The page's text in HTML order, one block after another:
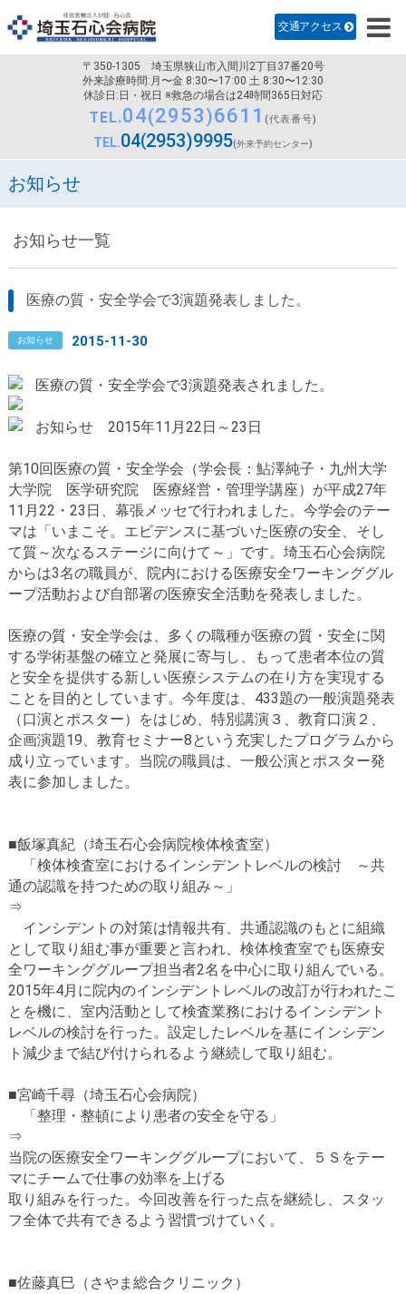
〒350-1305
埼玉県狭山市入間川2丁目37番20号
外来診療時間:月〜金 8:30〜17:00 土 8:30〜12:30
休診日:日・祝日 ※救急の場合は24時間365日対応
TEL.04 2953 6611 (代表番号)
TEL.04 2953 9995(外来予約センター)
診療科のご案内
病院紹介
医師・研修医採用
交通アクセス
お知らせ
お知らせ一覧
医療の質・安全学会で3演題発表しました。
お知らせ 2015-11-30
医療の質・安全学会で3演題発表されました。
お知らせ 2015年11月22日～23日
第10回医療の質・安全学会（学会長：鮎澤純子・九州大学
大学院 医学研究院 医療経営・管理学講座）が平成27年
11月22・23日、幕張メッセで行われました。今学会のテー
マは「いまこそ。エビデンスに基づいた医療の安全、そし
て質～次なるステージに向けて～」です。埼玉石心会病院
からは3名の職員が、院内における医療安全ワーキンググル
ープ活動および自部署の医療安全活動を発表しました。
医療の質・安全学会は、多くの職種が医療の質・安全に関
する学術基盤の確立と発展に寄与し、もって患者本位の質
と安全を提供する新しい医療システムの在り方を実現する
ことを目的としています。今年度は、433題の一般演題発表
（口演とポスター）をはじめ、特別講演３、教育口演２、
企画演題19、教育セミナー8という充実したプログラムから
成り立っています。当院の職員は、一般公演とポスター発
表に参加しました。
■飯塚真紀（埼玉石心会病院検体検査室）
「検体検査室におけるインシデントレベルの検討 ～共
通の認識を持つための取り組み～」
⇒
インシデントの対策は情報共有、共通認識のもとに組織
として取り組む事が重要と言われ、検体検査室でも医療安
全ワーキンググループ担当者2名を中心に取り組んでいる。
2015年4月に院内のインシデントレベルの改訂が行われたこ
とを機に、室内活動として検査業務におけるインシデント
レベルの検討を行った。設定したレベルを基にインシデン
ト減少まで結び付けられるよう継続して取り組む。
■宮崎千尋（埼玉石心会病院）
「整理・整頓により患者の安全を守る」
⇒
当院の医療安全ワーキンググループにおいて、５Ｓをテー
マにチームで仕事の効率を上げる
取り組みを行った。今回改善を行った点を継続し、スタッ
フ全体で共有できるよう習慣づけていく。
■佐藤真巳（さやま総合クリニック）